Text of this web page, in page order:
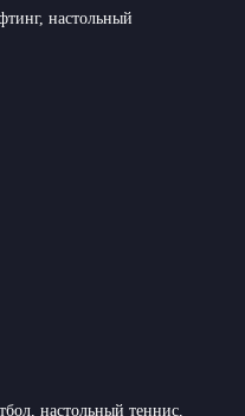
настольный
настольный теннис,